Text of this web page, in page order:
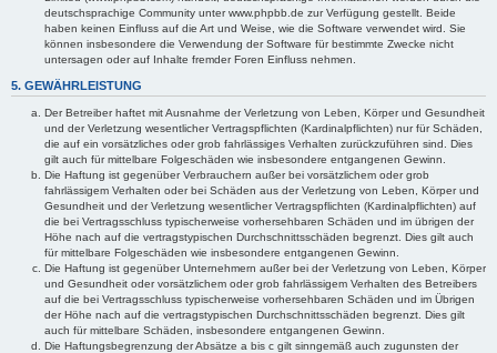
deutschsprachige Community unter www.phpbb.de zur Verfügung gestellt. Beide
haben keinen Einfluss auf die Art und Weise, wie die Software verwendet wird. Sie
können insbesondere die Verwendung der Software für bestimmte Zwecke nicht
untersagen oder auf Inhalte fremder Foren Einfluss nehmen.
5. GEWÄHRLEISTUNG
Der Betreiber haftet mit Ausnahme der Verletzung von Leben, Körper und Gesundheit
und der Verletzung wesentlicher Vertragspflichten (Kardinalpflichten) nur für Schäden,
die auf ein vorsätzliches oder grob fahrlässiges Verhalten zurückzuführen sind. Dies
gilt auch für mittelbare Folgeschäden wie insbesondere entgangenen Gewinn.
Die Haftung ist gegenüber Verbrauchern außer bei vorsätzlichem oder grob
fahrlässigem Verhalten oder bei Schäden aus der Verletzung von Leben, Körper und
Gesundheit und der Verletzung wesentlicher Vertragspflichten (Kardinalpflichten) auf
die bei Vertragsschluss typischerweise vorhersehbaren Schäden und im übrigen der
Höhe nach auf die vertragstypischen Durchschnittsschäden begrenzt. Dies gilt auch
für mittelbare Folgeschäden wie insbesondere entgangenen Gewinn.
Die Haftung ist gegenüber Unternehmern außer bei der Verletzung von Leben, Körper
und Gesundheit oder vorsätzlichem oder grob fahrlässigem Verhalten des Betreibers
auf die bei Vertragsschluss typischerweise vorhersehbaren Schäden und im Übrigen
der Höhe nach auf die vertragstypischen Durchschnittsschäden begrenzt. Dies gilt
auch für mittelbare Schäden, insbesondere entgangenen Gewinn.
Die Haftungsbegrenzung der Absätze a bis c gilt sinngemäß auch zugunsten der